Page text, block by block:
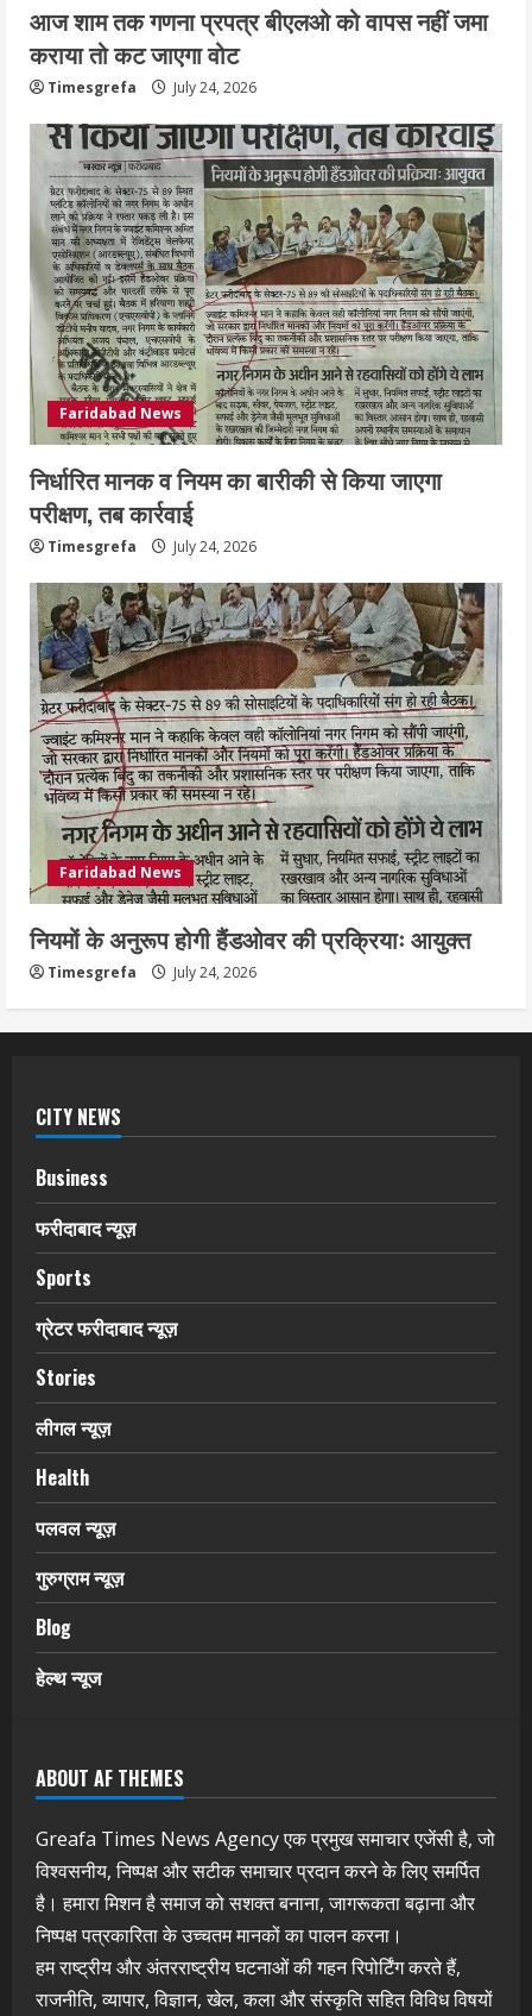
आज शाम तक गणना प्रपत्र बीएलओ को वापस नहीं जमा
कराया तो कट जाएगा वोट
Timesgrefa July 24, 2026
Faridabad News
निर्धारित मानक व नियम का बारीकी से किया जाएगा
परीक्षण, तब कार्रवाई
Timesgrefa July 24, 2026
Faridabad News
नियमों के अनुरूप होगी हैंडओवर की प्रक्रियाः आयुक्त
Timesgrefa July 24, 2026
CITY NEWS
Business
फरीदाबाद न्यूज़
Sports
ग्रेटर फरीदाबाद न्यूज़
Stories
लीगल न्यूज़
Health
पलवल न्यूज़
गुरुग्राम न्यूज़
Blog
हेल्थ न्यूज
ABOUT AF THEMES
Greafa Times News Agency एक प्रमुख समाचार एजेंसी है, जो
विश्वसनीय, निष्पक्ष और सटीक समाचार प्रदान करने के लिए समर्पित
है। हमारा मिशन है समाज को सशक्त बनाना, जागरूकता बढ़ाना और
निष्पक्ष पत्रकारिता के उच्चतम मानकों का पालन करना।
हम राष्ट्रीय और अंतरराष्ट्रीय घटनाओं की गहन रिपोर्टिंग करते हैं,
राजनीति, व्यापार, विज्ञान, खेल, कला और संस्कृति सहित विविध विषयों